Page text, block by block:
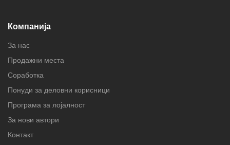
Компанија
За нас
Продажни места
Соработка
Понуди за деловни корисници
Програма за лојалност
За нови автори
Контакт